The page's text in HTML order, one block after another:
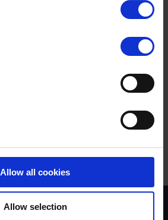
Allow all cookies
Allow selection